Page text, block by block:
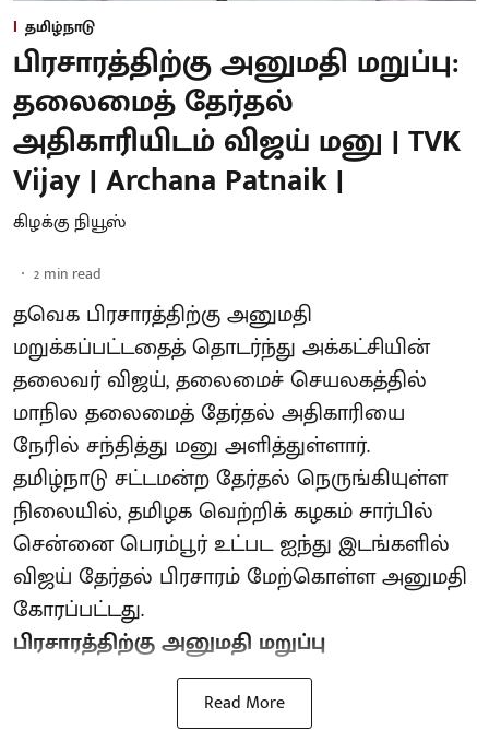
தமிழ்நாடு
பிரசாரத்திற்கு அனுமதி மறுப்பு:
தலைமைத் தேர்தல்
அதிகாரியிடம் விஜய் மனு | TVK
Vijay | Archana Patnaik |
கிழக்கு நியூஸ்
2 min read
தவெக பிரசாரத்திற்கு அனுமதி
மறுக்கப்பட்டதைத் தொடர்ந்து அக்கட்சியின்
தலைவர் விஜய், தலைமைச் செயலகத்தில்
மாநில தலைமைத் தேர்தல் அதிகாரியை
நேரில் சந்தித்து மனு அளித்துள்ளார்.
தமிழ்நாடு சட்டமன்ற தேர்தல் நெருங்கியுள்ள
நிலையில், தமிழக வெற்றிக் கழகம் சார்பில்
சென்னை பெரம்பூர் உட்பட ஐந்து இடங்களில்
விஜய் தேர்தல் பிரசாரம் மேற்கொள்ள அனுமதி
கோரப்பட்டது.
பிரசாரத்திற்கு அனுமதி மறுப்பு
Read More